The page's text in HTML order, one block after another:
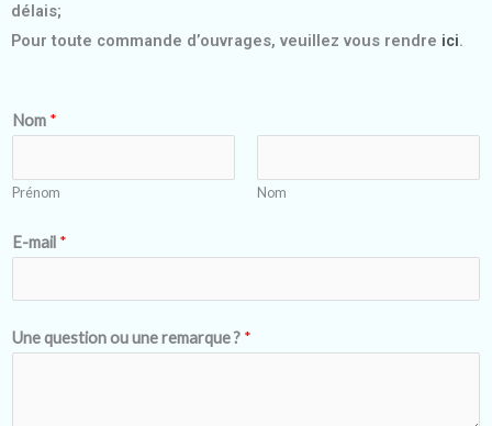
délais;
Pour toute commande d’ouvrages, veuillez vous rendre ici.
Nom *
Prénom Nom
E-mail *
Une question ou une remarque ? *